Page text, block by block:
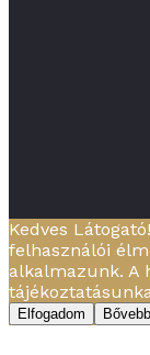
Kedves
felhasználói
alkalmazunk. A
Elfogadom